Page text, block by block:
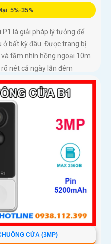
5%-35%
P1 là giải pháp lý tưởng để
ở bất kỳ đâu. Được trang bị
tầm nhìn hồng ngoại 10m
nét cả ngày lẫn đêm
CỬA (3MP)